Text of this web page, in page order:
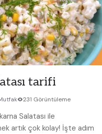
tarifi
231 Görüntüleme
Salatası ile
artık çok kolay! İşte adım